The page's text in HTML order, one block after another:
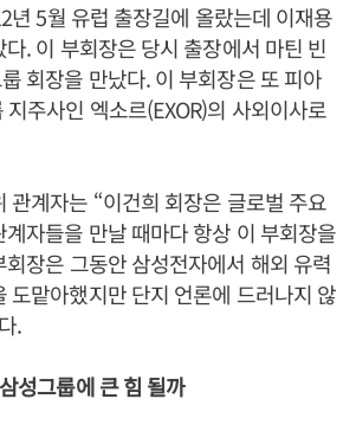
년 5월 유럽 출장길에 올랐는데 이재용
. 이 부회장은 당시 출장에서 마틴 빈
회장을 만났다. 이 부회장은 또 피아
주사인 엑소르(EXOR)의 사외이사로
관계자는 “이건희 회장은 글로벌 주요
자들을 만날 때마다 항상 이 부회장을
장은 그동안 삼성전자에서 해외 유력
도맡아했지만 단지 언론에 드러나지 않
.
성그룹에 큰 힘 될까